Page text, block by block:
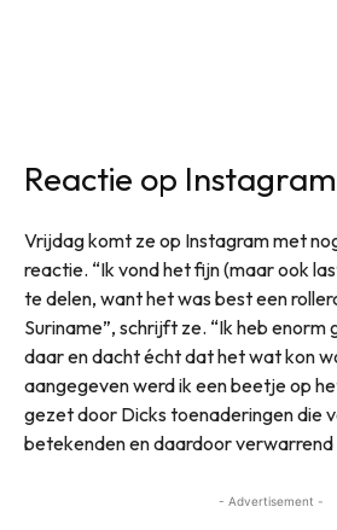
Reactie op Instagram
Vrijdag komt ze op Instagram met
reactie. “Ik vond het fijn (maar ook
te delen, want het was best een
Suriname”, schrijft ze. “Ik heb enorm
daar en dacht écht dat het wat kon
aangegeven werd ik een beetje op
gezet door Dicks toenaderingen die
betekenden en daardoor verwarrend
- Advertisement -